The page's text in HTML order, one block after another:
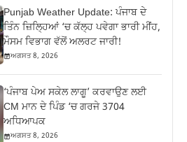
Punjab Weather Update: ਪੰਜਾਬ ਦੇ
ਤਿੰਨ ਜ਼‍ਿਲ੍ਹਿਆਂ ‘ਚ ਕੱਲ੍ਹ ਪਵੇਗਾ ਭਾਰੀ ਮੀਂਹ,
ਮੌਸਮ ਵਿਭਾਗ ਵੱਲੋਂ ਅਲਰਟ ਜਾਰੀ!
ਅਗਸਤ 8, 2026
‘ਪੰਜਾਬ ਪੇਅ ਸਕੇਲ ਲਾਗੂ’ ਕਰਵਾਉਣ ਲਈ
CM ਮਾਨ ਦੇ ਪਿੰਡ ‘ਚ ਗਰਜੇ 3704
ਅਧਿਆਪਕ
ਅਗਸਤ 8, 2026